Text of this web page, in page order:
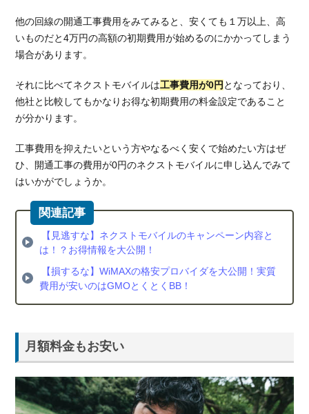
他の回線の開通工事費用をみてみると、安くても１万以上、高
いものだと4万円の高額の初期費用が始めるのにかかってしまう
場合があります。
それに比べてネクストモバイルは工事費用が0円 となっており、
他社と比較してもかなりお得な初期費用の料金設定であること
が分かります。
工事費用を抑えたいという方やなるべく安くで始めたい方はぜ
ひ、開通工事の費用が0円のネクストモバイルに申し込んでみて
はいかがでしょうか。
【見逃すな】ネクストモバイルのキャンペーン内容と
は！？お得情報を大公開！
【損するな】WiMAXの格安プロバイダを大公開！実質
費用が安いのはGMOとくとくBB！
月額料金もお安い